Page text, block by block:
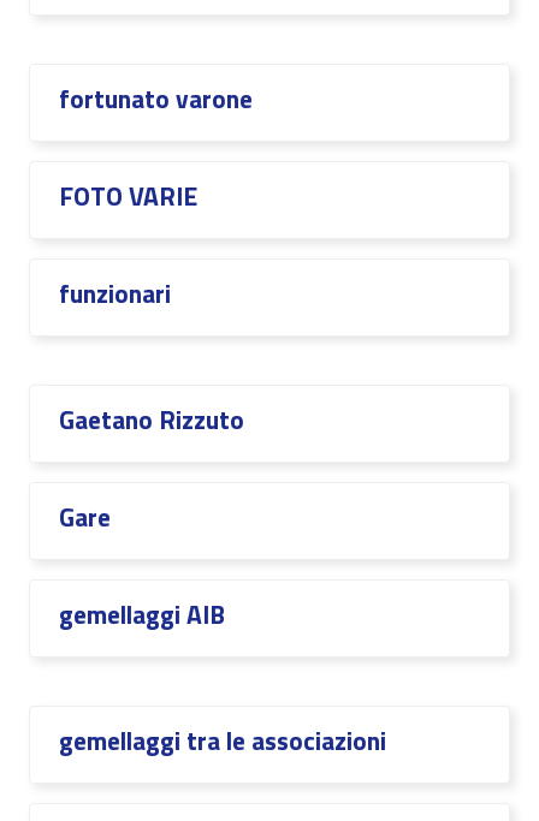
fortunato varone
FOTO VARIE
funzionari
Gaetano Rizzuto
Gare
gemellaggi AIB
gemellaggi tra le associazioni